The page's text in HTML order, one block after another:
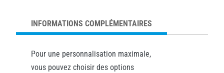
INFORMATIONS COMPLÉMENTAIRES
Pour une personnalisation maximale,
vous pouvez choisir des options